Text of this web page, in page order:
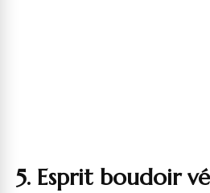
5. Esprit boudoir